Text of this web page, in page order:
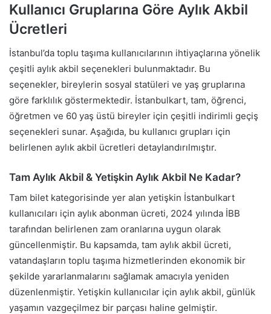
Kullanıcı Gruplarına Göre Aylık Akbil
Ücretleri
İstanbul’da toplu taşıma kullanıcılarının ihtiyaçlarına yönelik
çeşitli aylık akbil seçenekleri bulunmaktadır. Bu
seçenekler, bireylerin sosyal statüleri ve yaş gruplarına
göre farklılık göstermektedir. İstanbulkart, tam, öğrenci,
öğretmen ve 60 yaş üstü bireyler için çeşitli indirimli geçiş
seçenekleri sunar. Aşağıda, bu kullanıcı grupları için
belirlenen aylık akbil ücretleri detaylandırılmıştır.
Tam Aylık Akbil & Yetişkin Aylık Akbil Ne Kadar?
Tam bilet kategorisinde yer alan yetişkin İstanbulkart
kullanıcıları için aylık abonman ücreti, 2024 yılında İBB
tarafından belirlenen zam oranlarına uygun olarak
güncellenmiştir. Bu kapsamda, tam aylık akbil ücreti,
vatandaşların toplu taşıma hizmetlerinden ekonomik bir
şekilde yararlanmalarını sağlamak amacıyla yeniden
düzenlenmiştir. Yetişkin kullanıcılar için aylık akbil, günlük
yaşamın vazgeçilmez bir parçası haline gelmiştir.